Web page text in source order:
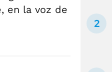
en la voz de